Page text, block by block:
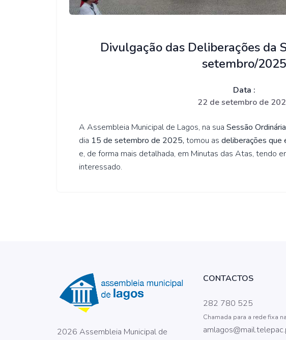
Divulgação das Deliberações da
setembro/2025
Data :
22 de setembro de
A Assembleia Municipal de Lagos, na suaSessão
dia 15 de setembro de 2025,tomou asdeliberações que
e, de forma mais detalhada, em Minutas das Atas, tendo
interessado.
2026 Assembleia Municipal de
CONTACTOS
282 780 525
Chamada para a rede fixa